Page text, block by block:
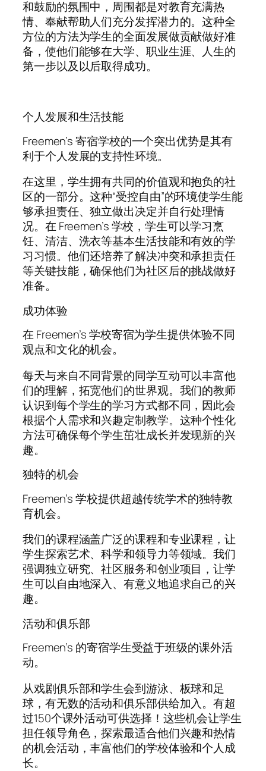
和鼓励的氛围中，周围都是对教育充满热
情、奉献帮助人们充分发挥潜力的。这种全
方位的方法为学生的全面发展做贡献做好准
备，使他们能够在大学、职业生涯、人生的
第一步以及以后取得成功。
个人发展和生活技能
Freemen’s 寄宿学校的一个突出优势是其有
利于个人发展的支持性环境。
在这里，学生拥有共同的价值观和抱负的社
区的一部分。这种“受控自由”的环境使学生能
够承担责任、独立做出决定并自行处理情
况。在 Freemen’s 学校，学生可以学习烹
饪、清洁、洗衣等基本生活技能和有效的学
习习惯。他们还培养了解决冲突和承担责任
等关键技能，确保他们为社区后的挑战做好
准备。
成功体验
在 Freemen’s 学校寄宿为学生提供体验不同
观点和文化的机会。
每天与来自不同背景的同学互动可以丰富他
们的理解，拓宽他们的世界观。我们的教师
认识到每个学生的学习方式都不同，因此会
根据个人需求和兴趣定制教学。这种个性化
方法可确保每个学生茁壮成长并发现新的兴
趣。
独特的机会
Freemen’s 学校提供超越传统学术的独特教
育机会。
我们的课程涵盖广泛的课程和专业课程，让
学生探索艺术、科学和领导力等领域。我们
强调独立研究、社区服务和创业项目，让学
生可以自由地深入、有意义地追求自己的兴
趣。
活动和俱乐部
Freemen’s 的寄宿学生受益于班级的课外活
动。
从戏剧俱乐部和学生会到游泳、板球和足
球，有无数的活动和俱乐部供给加入。有超
过150个课外活动可供选择！这些机会让学生
担任领导角色，探索最适合他们兴趣和热情
的机会活动，丰富他们的学校体验和个人成
长。